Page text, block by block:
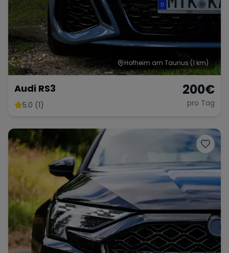
Chevrolet Dodge
Bentley Rolls Royce Aston Martin
Bugatti
Range Rover Corvette
Hofheim am Taunus (1 km)
Audi RS3
5.0 (1)
200€
pro Tag